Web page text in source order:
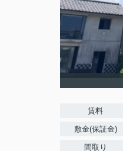
賃料
敷金(保証金)
間取り